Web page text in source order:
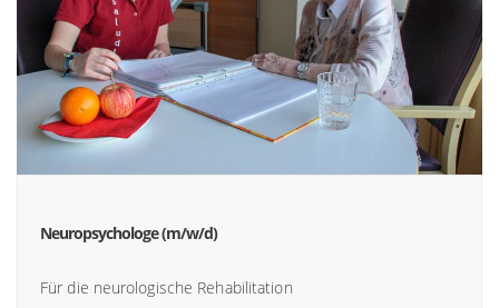
Neuropsychologe (m/w/d)
Für die neurologische Rehabilitation